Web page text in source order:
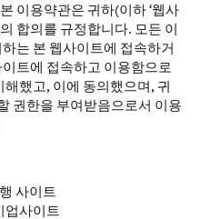
이용약관은 귀하(이하 ‘웹사
합의를 규정합니다. 모든 이
는 본 웹사이트에 접속하거
트에 접속하고 이용함으로
했고, 이에 동의했으며, 귀
권한을 부여받음으로서 이용
사이트
업사이트